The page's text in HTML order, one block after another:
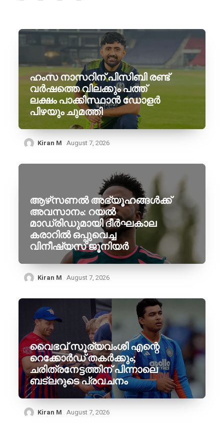
ഹംസ നാസറിന് പിസിബി രണ്ട്
വർഷത്തെ വിലക്കും പത്ത്
ലക്ഷം പാക്കിസ്ഥാൻ ഡോളർ
പിഴയും ചുമത്തി
Kiran M August 7, 2026
ആഴ്‌സണൽ അഭ്യൂഹങ്ങൾക്ക്
അവസാനം: റയൽ
മാഡ്രിഡുമായി ദീർഘകാല
കരാറിൽ ഒപ്പുവെച്ച
വിനീഷ്യസ് ജൂനിയർ
Kiran M August 7, 2026
വൈഭവ് സൂര്യവംശി എന്റെ
റെക്കോർഡ് തകർക്കും;
ചരിത്രനേട്ടത്തിന് പിന്നാലെ
ബട്‌ലറുടെ പ്രവചനം
Kiran M August 7, 2026